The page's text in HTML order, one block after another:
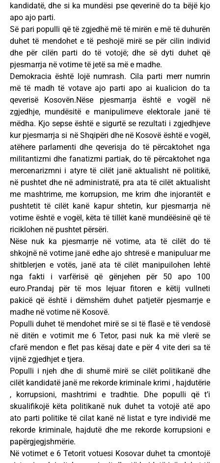
kandidatë, dhe si ka mundësi pse qeverinë do ta bëjë kjo
apo ajo parti.
Së pari populli që të zgjedhë më të mirën e më të duhurën
duhet të mendohet e të peshojë mirë se për cilin individ
dhe për cilën parti do të votojë; dhe së dyti duhet që
pjesmarrja në votime të jetë sa më e madhe.
Demokracia është lojë numrash. Cila parti merr numrin
më të madh të votave ajo parti apo ai kualicion do ta
qeverisë Kosovën.Nëse pjesmarrja është e vogël në
zgjedhje, mundësitë e manipulimeve elektorale janë të
mëdha. Kjo sepse është e sigurtë se rezultati i zgjedhjeve
kur pjesmarrja si në Shqipëri dhe në Kosovë është e vogël,
atëhere parlamenti dhe qeverisja do të përcaktohet nga
militantizmi dhe fanatizmi partiak, do të përcaktohet nga
mercenarizmni i atyre të cilët janë aktualisht në politikë,
në pushtet dhe në administratë, pra ata të cilët aktualisht
me mashtrime, me korrupsion, me krim dhe injorantët e
pushtetit të cilët kanë kapur shtetin, kur pjesmarrja në
votime është e vogël, këta të tillët kanë mundëësinë që të
riciklohen në pushtet përsëri.
Nëse nuk ka pjesmarrje në votime, ata të cilët do të
shkojnë në votime janë edhe ajo shtresë e manipuluar me
shitblerjen e votës, janë ata të cilët manipuilohen lehtë
nga fakti i varfërisë që gënjehen për 50 apo 100
euro.Prandaj për të mos lejuar fitoren e këtij vullneti
pakicë që është i dëmshëm duhet patjetër pjesmarrje e
madhe në votime në Kosovë.
Populli duhet të mendohet mirë se si të flasë e të vendosë
në ditën e votimit me 6 Tetor, pasi nuk ka më vlerë se
cfarë mendon e flet pas kësaj date e për 4 vite deri sa të
vijnë zgjedhjet e tjera.
Populli i njeh dhe di shumë mirë se cilët politikanë dhe
cilët kandidatë janë me rekorde kriminale krimi , hajdutërie
, korrupsioni, mashtrimi e tradhtie. Dhe populli që t’i
skualifikojë këta politikanë nuk duhet ta votojë atë apo
ato parti politike të cilat kanë në listat e tyre individë me
rekorde kriminale, hajdutë dhe me rekorde korrupsioni e
papërgjegjshmërie.
Në votimet e 6 Tetorit votuesi Kosovar duhet ta cmontojë